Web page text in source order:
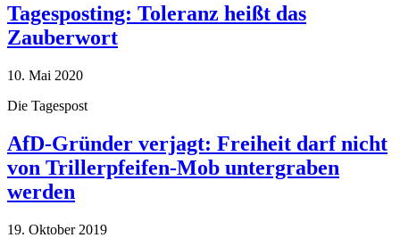
Tagesposting: Toleranz heißt das
Zauberwort
10. Mai 2020
Die Tagespost
AfD-Gründer verjagt: Freiheit darf nicht
von Trillerpfeifen-Mob untergraben
werden
19. Oktober 2019